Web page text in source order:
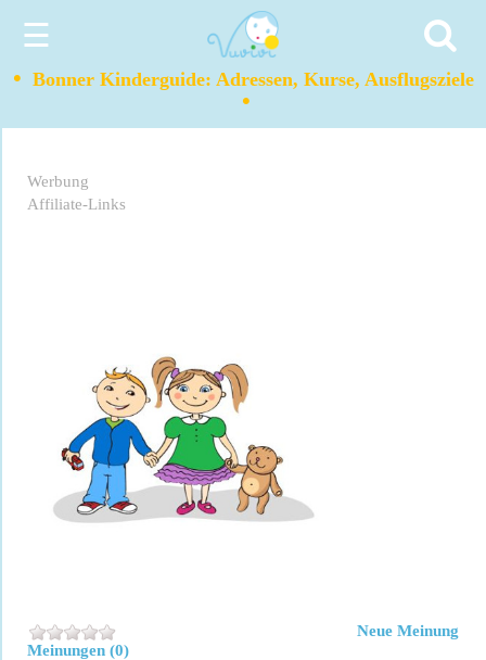
☰
• Bonner Kinderguide: Adressen, Kurse, Ausflugsziele
•
Werbung
Affiliate-Links
Meinungen (0)
Neue Meinung